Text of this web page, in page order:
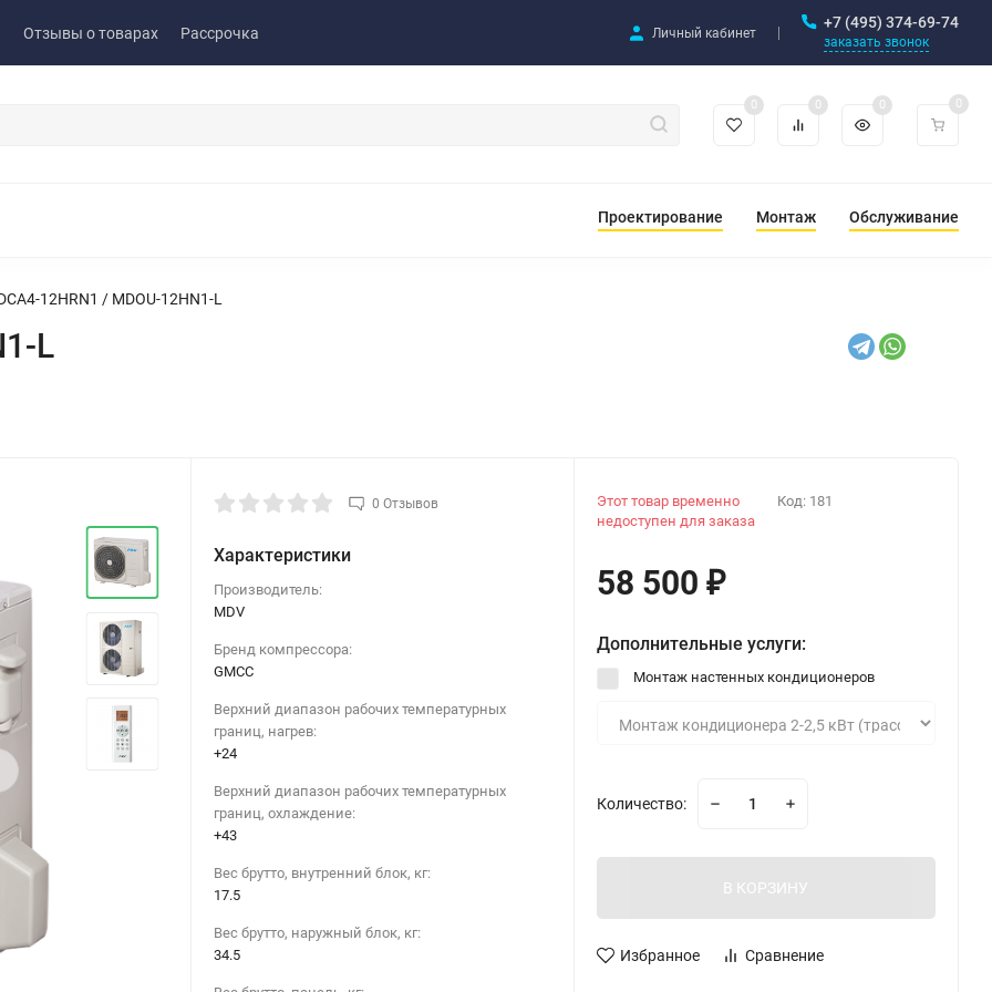
Отзывы о товарах Рассрочка Личный кабинет
+7 (495) 374-69-74
заказать звонок
0 0 0 0
Проектирование Монтаж Обслуживание
12HRN1 / MDOU-12HN1-L
L
0 Отзывов
Характеристики
Производитель:
MDV
Бренд компрессора:
GMCC
Верхний диапазон рабочих температурных
границ, нагрев:
+24
Верхний диапазон рабочих температурных
границ, охлаждение:
+43
Вес брутто, внутренний блок, кг:
17.5
Вес брутто, наружный блок, кг:
34.5
Код: 181
Этот товар временно
недоступен для заказа
58 500 ₽
Дополнительные услуги:
Монтаж настенных кондиционеров
Количество:
В КОРЗИНУ
Избранное Сравнение